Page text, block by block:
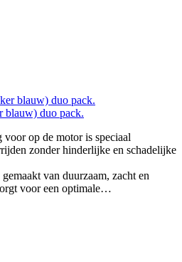
blauw) duo pack.
voor op de motor is speciaal
zonder hinderlijke en schadelijke
van duurzaam, zacht en
voor een optimale…